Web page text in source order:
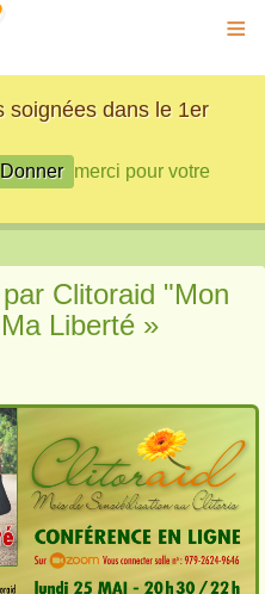
≡
soignées dans le 1er
merci pour votre
Clitoraid "Mon
Liberté »